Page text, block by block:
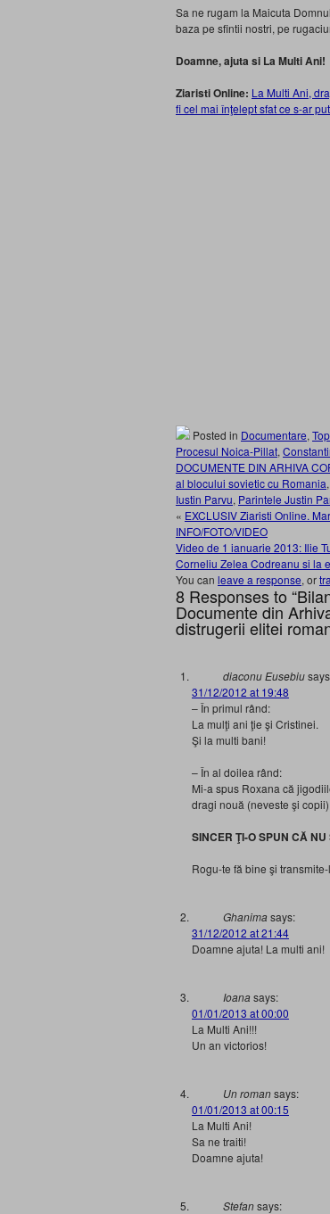
Sa ne rugam la Maicuta
baza pe sfintii nostri, pe
Doamne, ajuta si La Multi Ani!
Ziaristi Online: La Multi Ani,
fi cel mai înţelept sfat ce s-ar
Posted in Documentare,
Procesul Noica-Pillat,
DOCUMENTE DIN ARHIVA
al blocului sovietic cu Romania,
Iustin Parvu, Parintele Justin
« EXCLUSIV Ziaristi Online.
INFO/FOTO/VIDEO
Video de 1 ianuarie 2013: Ilie
Corneliu Zelea Codreanu si la
You can leave a response, or
8 Responses to
Documente din
distrugerii elitei
diaconu Eusebiu
31/12/2012 at 19:48
– În primul rând:
La mulţi ani ţie şi Cristinei.
Şi la multi bani!
– În al doilea rând:
Mi-a spus Roxana că
dragi nouă (neveste şi
SINCER ŢI-O SPUN CĂ
Rogu-te fă bine şi
Ghanimasays:
31/12/2012 at 21:44
Doamne ajuta! La multi ani!
Ioanasays:
01/01/2013 at 00:00
La Multi Ani!!!
Un an victorios!
Un romansays:
01/01/2013 at 00:15
La Multi Ani!
Sa ne traiti!
Doamne ajuta!
Stefansays: